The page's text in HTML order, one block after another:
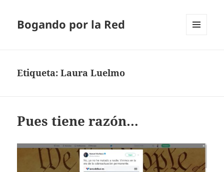
Bogando por la Red
Etiqueta:Laura Luelmo
Pues tiene razón…